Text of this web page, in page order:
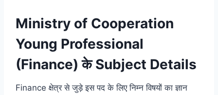
Ministry of Cooperation
Young Professional
(Finance) के Subject Details
Finance क्षेत्र से जुड़े इस पद के लिए निम्न विषयों का ज्ञान